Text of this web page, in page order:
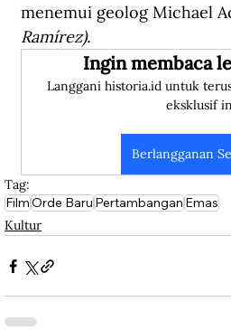
menemui geolog Michael
Ramírez).
Ingin membaca
Langgani historia.id untuk
eksklusif
Berlangganan
Tag:
FilmOrde BaruPertambanganEmas
Kultur